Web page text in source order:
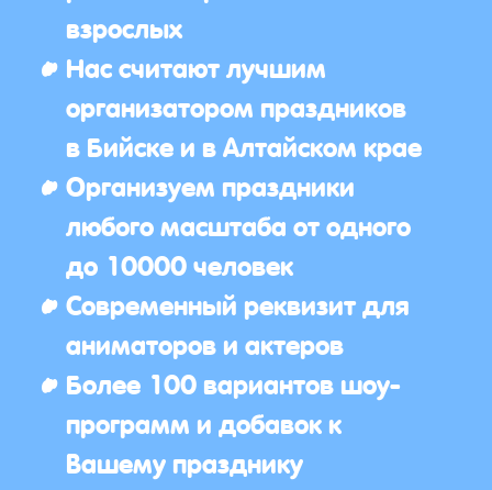
взрослых
Нас считают лучшим
организатором праздников
в Бийске и в Алтайском крае
Организуем праздники
любого масштаба от одного
до 10000 человек
Современный реквизит для
аниматоров и актеров
Более 100 вариантов шоу-
программ и добавок к
Вашему празднику